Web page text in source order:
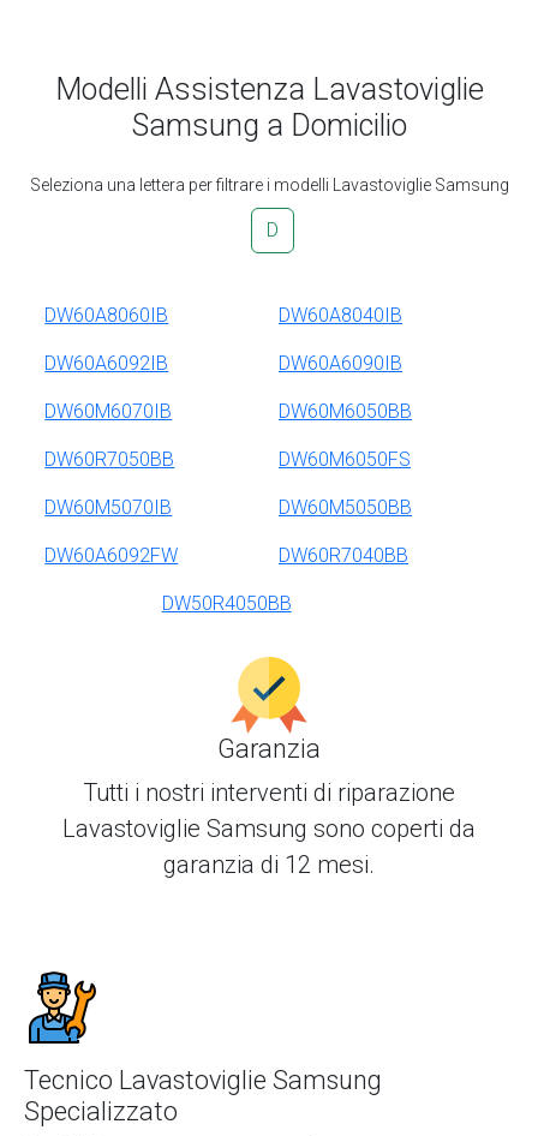
Modelli Assistenza Lavastoviglie
Samsung a Domicilio
Seleziona una lettera per filtrare i modelli Lavastoviglie Samsung
D
DW60A8060IB DW60A8040IB
DW60A6092IB DW60A6090IB
DW60M6070IB DW60M6050BB
DW60R7050BB DW60M6050FS
DW60M5070IB DW60M5050BB
DW60A6092FW DW60R7040BB
DW50R4050BB
Garanzia
Tutti i nostri interventi di riparazione
Lavastoviglie Samsung sono coperti da
garanzia di 12 mesi.
Tecnico Lavastoviglie Samsung
Specializzato